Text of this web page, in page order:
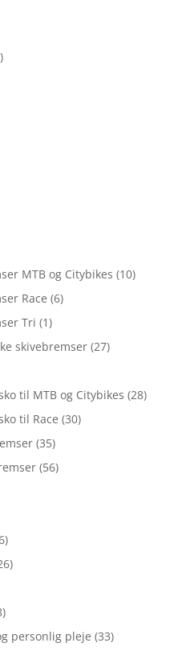
MTB og Citybikes (10)
Race (6)
Tri (1)
skivebremser (27)
til MTB og Citybikes (28)
til Race (30)
(35)
(56)
personlig pleje (33)